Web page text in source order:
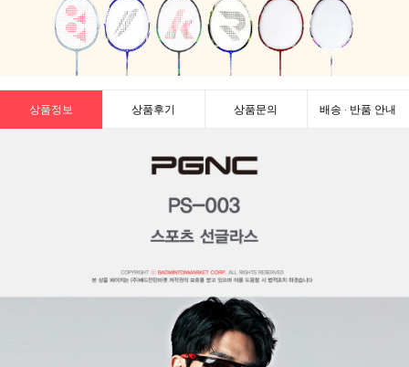
상품정보 상품후기 상품문의 배송 · 반품 안내